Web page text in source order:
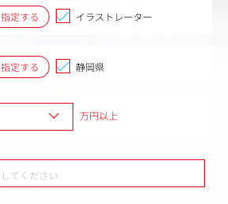
指定する イラストレーター
指定する 静岡県
万円以上